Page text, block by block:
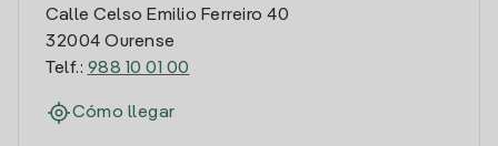
Calle Celso Emilio Ferreiro 40
32004 Ourense
Telf.: 988 10 01 00
Cómo llegar